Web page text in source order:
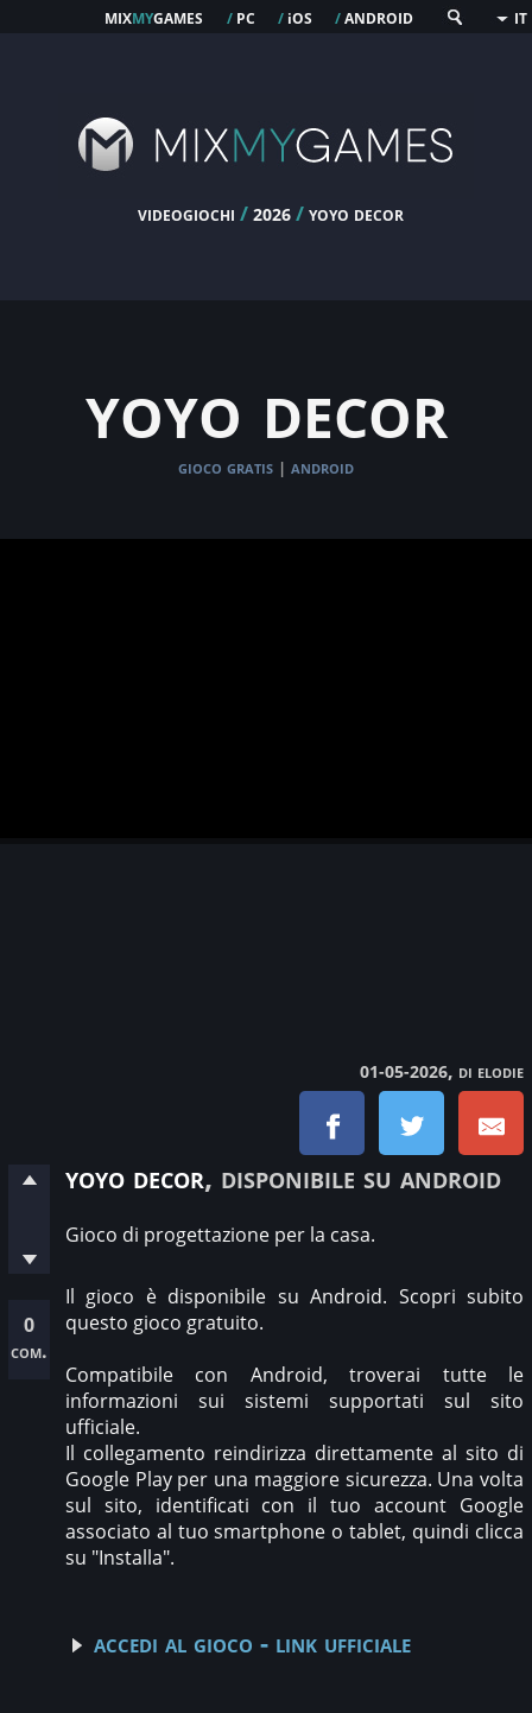
mixmygames / pc / ios /android IT
videogiochi / 2026 /yoyo decor
yoyo decor
gioco gratis | android
01-05-2026, di elodie
0
com.
yoyo decor, disponibile su android
Gioco di progettazione per la casa.
Il gioco è disponibile su Android. Scopri subito
questo gioco gratuito.
Compatibile con Android, troverai tutte le
informazioni sui sistemi supportati sul sito
ufficiale.
Il collegamento reindirizza direttamente al sito di
Google Play per una maggiore sicurezza. Una volta
sul sito, identificati con il tuo account Google
associato al tuo smartphone o tablet, quindi clicca
su "Installa".
accedi al gioco - link ufficiale